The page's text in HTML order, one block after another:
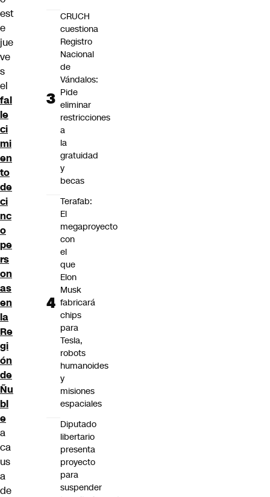
est
e
jue
ve
s
el
fal
le
ci
mi
en
to
de
ci
nc
o
pe
rs
on
as
en
la
Re
gi
ón
de
Ñu
bl
e
a
ca
us
a
de
CRUCH
cuestiona
Registro
Nacional
de
Vándalos:
Pide
eliminar
restricciones
a
la
gratuidad
y
becas
Terafab:
El
megaproyecto
con
el
que
Elon
Musk
fabricará
chips
para
Tesla,
robots
humanoides
y
misiones
espaciales
Diputado
libertario
presenta
proyecto
para
suspender